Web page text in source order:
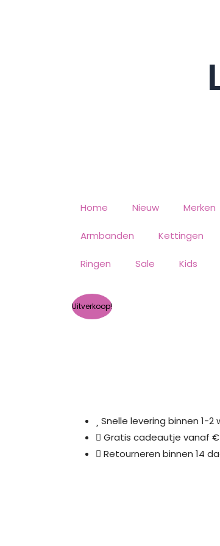
Home Nieuw Merken
Armbanden Kettingen
Ringen Sale Kids
Uitverkoop!
Snelle levering binnen 1-2
Gratis cadeautje vanaf
Retourneren binnen 14